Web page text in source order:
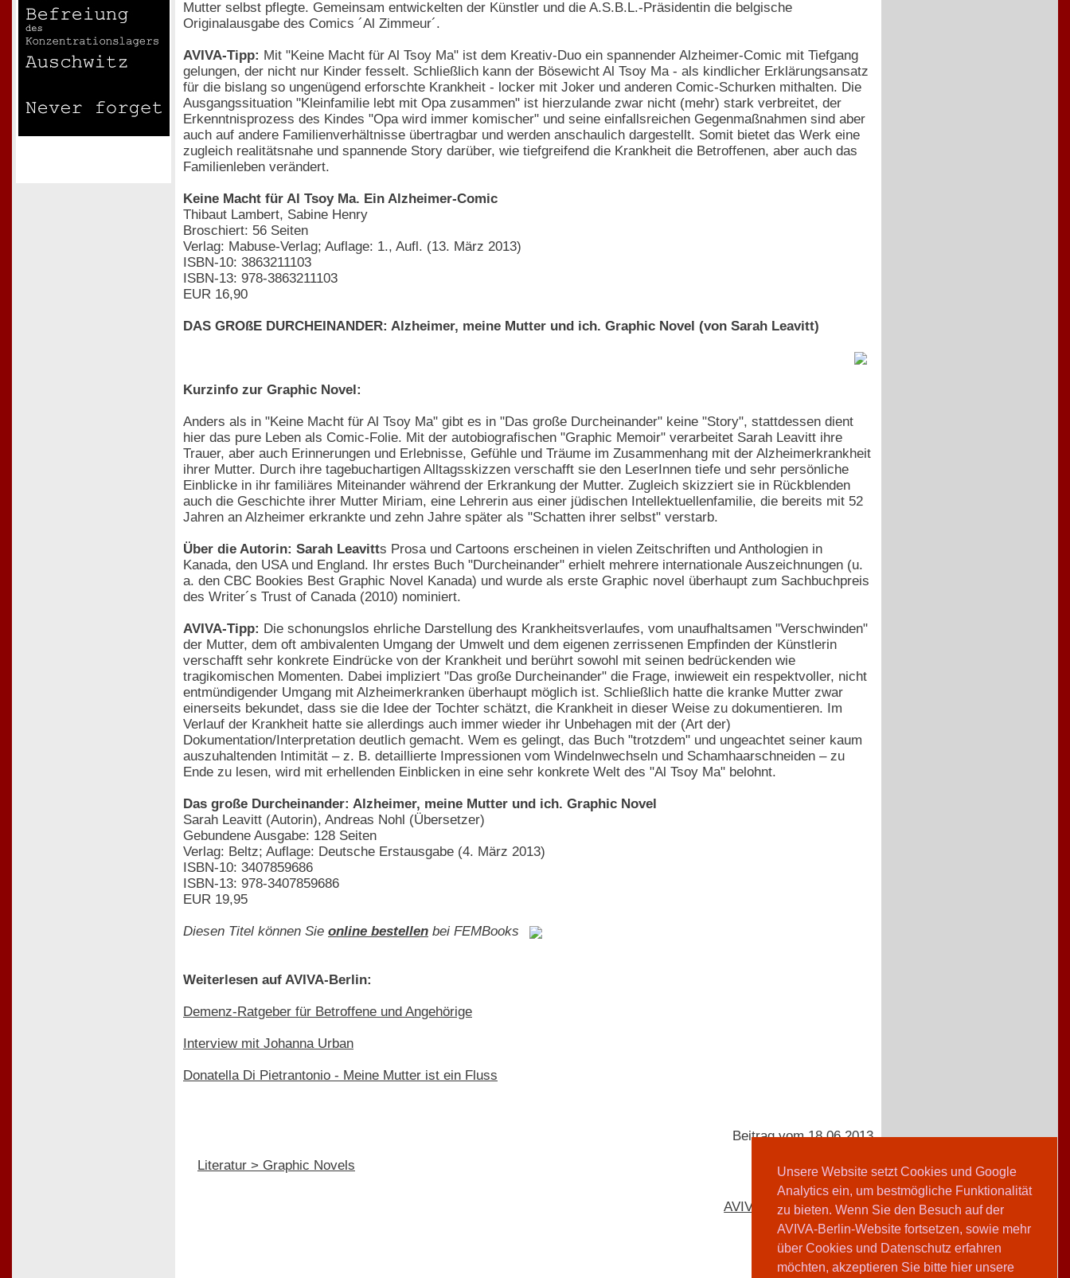
Unsere Website setzt Cookies und Google
Analytics ein, um bestmögliche Funktionalität
zu bieten. Wenn Sie den Besuch auf der
AVIVA-Berlin-Website fortsetzen, sowie mehr
über Cookies und Datenschutz erfahren
möchten, akzeptieren Sie bitte hier unsere
Mutter selbst pflegte. Gemeinsam entwickelten der Künstler und die A.S.B.L.-Präsidentin die belgische
Originalausgabe des Comics ´Al Zimmeur´.
AVIVA-Tipp: Mit "Keine Macht für Al Tsoy Ma" ist dem Kreativ-Duo ein spannender Alzheimer-Comic mit Tiefgang
gelungen, der nicht nur Kinder fesselt. Schließlich kann der Bösewicht Al Tsoy Ma - als kindlicher Erklärungsansatz
für die bislang so ungenügend erforschte Krankheit - locker mit Joker und anderen Comic-Schurken mithalten. Die
Ausgangssituation "Kleinfamilie lebt mit Opa zusammen" ist hierzulande zwar nicht (mehr) stark verbreitet, der
Erkenntnisprozess des Kindes "Opa wird immer komischer" und seine einfallsreichen Gegenmaßnahmen sind aber
auch auf andere Familienverhältnisse übertragbar und werden anschaulich dargestellt. Somit bietet das Werk eine
zugleich realitätsnahe und spannende Story darüber, wie tiefgreifend die Krankheit die Betroffenen, aber auch das
Familienleben verändert.
Keine Macht für Al Tsoy Ma. Ein Alzheimer-Comic
Thibaut Lambert, Sabine Henry
Broschiert: 56 Seiten
Verlag: Mabuse-Verlag; Auflage: 1., Aufl. (13. März 2013)
ISBN-10: 3863211103
ISBN-13: 978-3863211103
EUR 16,90
DAS GROßE DURCHEINANDER: Alzheimer, meine Mutter und ich. Graphic Novel (von Sarah Leavitt)
Kurzinfo zur Graphic Novel:
Anders als in "Keine Macht für Al Tsoy Ma" gibt es in "Das große Durcheinander" keine "Story", stattdessen dient
hier das pure Leben als Comic-Folie. Mit der autobiografischen "Graphic Memoir" verarbeitet Sarah Leavitt ihre
Trauer, aber auch Erinnerungen und Erlebnisse, Gefühle und Träume im Zusammenhang mit der Alzheimerkrankheit
ihrer Mutter. Durch ihre tagebuchartigen Alltagsskizzen verschafft sie den LeserInnen tiefe und sehr persönliche
Einblicke in ihr familiäres Miteinander während der Erkrankung der Mutter. Zugleich skizziert sie in Rückblenden
auch die Geschichte ihrer Mutter Miriam, eine Lehrerin aus einer jüdischen Intellektuellenfamilie, die bereits mit 52
Jahren an Alzheimer erkrankte und zehn Jahre später als "Schatten ihrer selbst" verstarb.
Über die Autorin: Sarah Leavitts Prosa und Cartoons erscheinen in vielen Zeitschriften und Anthologien in
Kanada, den USA und England. Ihr erstes Buch "Durcheinander" erhielt mehrere internationale Auszeichnungen (u.
a. den CBC Bookies Best Graphic Novel Kanada) und wurde als erste Graphic novel überhaupt zum Sachbuchpreis
des Writer´s Trust of Canada (2010) nominiert.
AVIVA-Tipp: Die schonungslos ehrliche Darstellung des Krankheitsverlaufes, vom unaufhaltsamen "Verschwinden"
der Mutter, dem oft ambivalenten Umgang der Umwelt und dem eigenen zerrissenen Empfinden der Künstlerin
verschafft sehr konkrete Eindrücke von der Krankheit und berührt sowohl mit seinen bedrückenden wie
tragikomischen Momenten. Dabei impliziert "Das große Durcheinander" die Frage, inwieweit ein respektvoller, nicht
entmündigender Umgang mit Alzheimerkranken überhaupt möglich ist. Schließlich hatte die kranke Mutter zwar
einerseits bekundet, dass sie die Idee der Tochter schätzt, die Krankheit in dieser Weise zu dokumentieren. Im
Verlauf der Krankheit hatte sie allerdings auch immer wieder ihr Unbehagen mit der (Art der)
Dokumentation/Interpretation deutlich gemacht. Wem es gelingt, das Buch "trotzdem" und ungeachtet seiner kaum
auszuhaltenden Intimität – z. B. detaillierte Impressionen vom Windelnwechseln und Schamhaarschneiden – zu
Ende zu lesen, wird mit erhellenden Einblicken in eine sehr konkrete Welt des "Al Tsoy Ma" belohnt.
Das große Durcheinander: Alzheimer, meine Mutter und ich. Graphic Novel
Sarah Leavitt (Autorin), Andreas Nohl (Übersetzer)
Gebundene Ausgabe: 128 Seiten
Verlag: Beltz; Auflage: Deutsche Erstausgabe (4. März 2013)
ISBN-10: 3407859686
ISBN-13: 978-3407859686
EUR 19,95
Diesen Titel können Sie online bestellen bei FEMBooks
Weiterlesen auf AVIVA-Berlin:
Demenz-Ratgeber für Betroffene und Angehörige
Interview mit Johanna Urban
Donatella Di Pietrantonio - Meine Mutter ist ein Fluss
Literatur > Graphic Novels
Beitrag vom 18.06.2013
AVIVA-Redaktion